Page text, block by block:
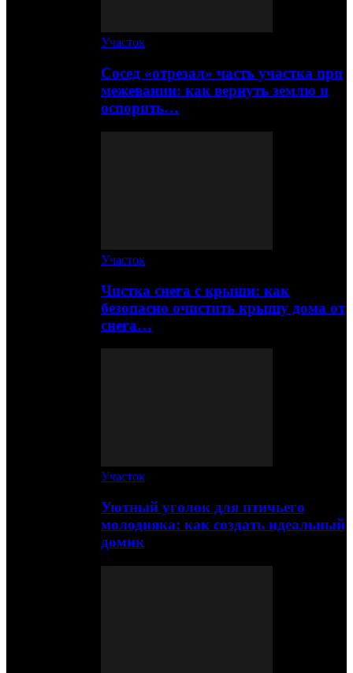
Участок
Сосед «отрезал» часть участка при
межевании: как вернуть землю и
оспорить…
Участок
Чистка снега с крыши: как
безопасно очистить крышу дома от
снега…
Участок
Уютный уголок для птичьего
молодняка: как создать идеальный
домик